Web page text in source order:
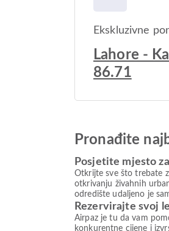
Ekskluzivne
Lahore -
86.71
Pronađite
Posjetite mjesto
Otkrijte sve što trebate
otkrivanju živahnih
odredište udaljeno je
Rezervirajte svoj
Airpaz je tu da vam
konkurentne cijene i